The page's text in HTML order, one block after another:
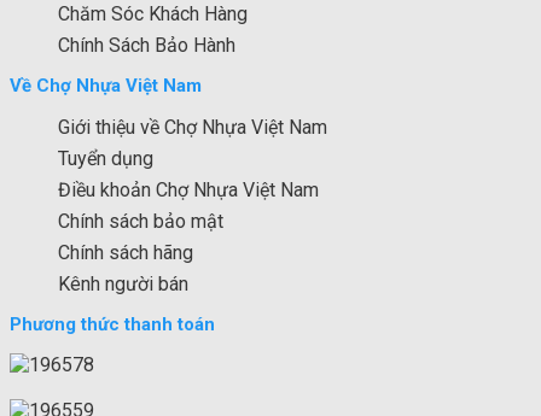
Chăm Sóc Khách Hàng
Chính Sách Bảo Hành
Về Chợ Nhựa Việt Nam
Giới thiệu về Chợ Nhựa Việt Nam
Tuyển dụng
Điều khoản Chợ Nhựa Việt Nam
Chính sách bảo mật
Chính sách hãng
Kênh người bán
Phương thức thanh toán